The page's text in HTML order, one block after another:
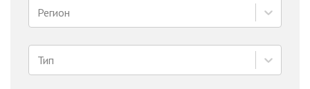
Регион
Тип